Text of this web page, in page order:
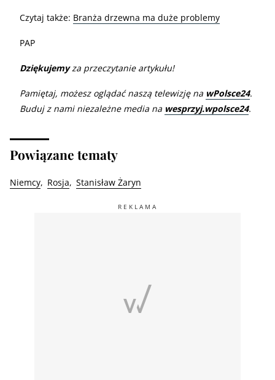
Czytaj także: Branża drzewna ma duże problemy
PAP
Dziękujemyza przeczytanie artykułu!
Pamiętaj, możesz oglądać naszą telewizję na wPolsce24.
Buduj z nami niezależne media na wesprzyj.wpolsce24.
Powiązane tematy
Niemcy Rosja Stanisław Żaryn